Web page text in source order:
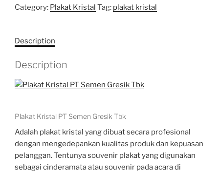
Category: Plakat Kristal Tag: plakat kristal
Description
Description
Plakat Kristal PT Semen Gresik Tbk
Adalah plakat kristal yang dibuat secara profesional
dengan mengedepankan kualitas produk dan kepuasan
pelanggan. Tentunya souvenir plakat yang digunakan
sebagai cinderamata atau souvenir pada acara di